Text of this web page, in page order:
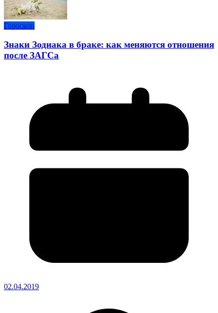
Гороскоп
Знаки Зодиака в браке: как меняются отношения
после ЗАГСа
02.04.2019